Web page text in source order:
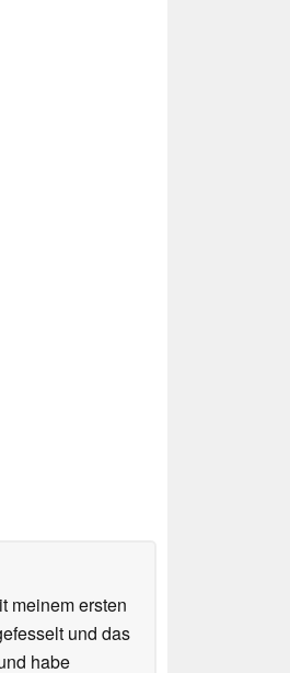
meinem ersten
und das
habe